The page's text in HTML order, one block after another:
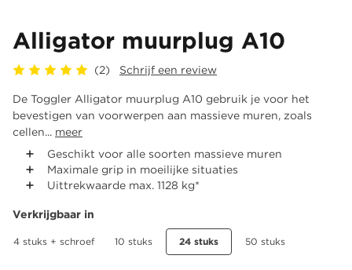
Alligator muurplug A10
(2) Schrijf een review
De Toggler Alligator muurplug A10 gebruik je voor het
bevestigen van voorwerpen aan massieve muren, zoals
cellen... meer
Geschikt voor alle soorten massieve muren
Maximale grip in moeilijke situaties
Uittrekwaarde max. 1128 kg*
Verkrijgbaar in
4 stuks + schroef 10 stuks 24 stuks 50 stuks